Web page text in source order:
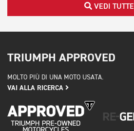
VEDI TUTTE
TRIUMPH APPROVED
MOLTO PIÙ DI UNA MOTO USATA.
VAI ALLA RICERCA